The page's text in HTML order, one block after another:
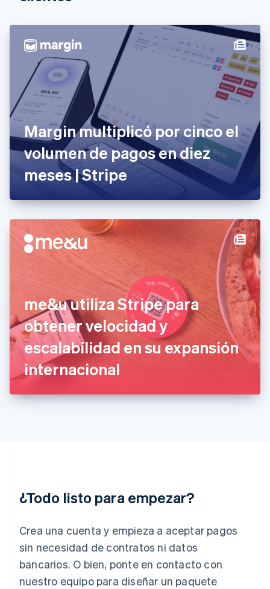
Margin multiplicó por cinco el
volumen de pagos en diez
meses | Stripe
me&u utiliza Stripe para
obtener velocidad y
escalabilidad en su expansión
internacional
¿Todo listo para empezar?
Crea una cuenta y empieza a aceptar pagos
sin necesidad de contratos ni datos
bancarios. O bien, ponte en contacto con
nuestro equipo para diseñar un paquete
China continental
English
Chipre
English
Croacia
Italiano
Dinamarca
English
Emiratos Árabes Unidos
English
Eslovaquia
English
Eslovenia
España
Estados Unidos
English Español简体中文
Estonia
English
Francia
FrançaisEnglish
Gibraltar
English
Grecia
English
Hungría
India
Letonia
English
Deutsch English
Lituania
English
Luxemburgo
FrançaisDeutsch English